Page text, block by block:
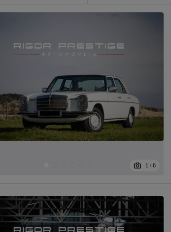
Possibilidade de
financiamento
1 / 6